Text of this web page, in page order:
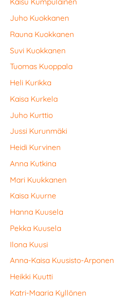
Juho Kuokkanen
Rauna Kuokkanen
Suvi Kuokkanen
Tuomas Kuoppala
Heli Kurikka
Kaisa Kurkela
Juho Kurttio
Jussi Kurunmäki
Heidi Kurvinen
Anna Kutkina
Mari Kuukkanen
Kaisa Kuurne
Hanna Kuusela
Pekka Kuusela
Ilona Kuusi
Anna-Kaisa Kuusisto-Arponen
Heikki Kuutti
Katri-Maaria Kyllönen